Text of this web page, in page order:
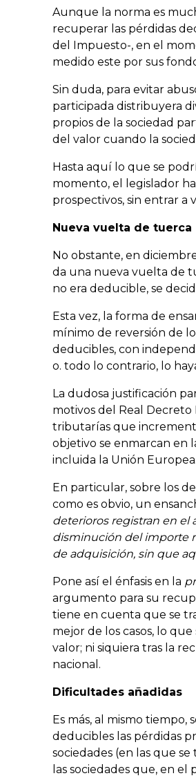
Aunque la norma es
recuperar las pérdidas
del Impuesto-, en el
medido este por sus
Sin duda, para evitar
participada distribuyera
propios de la sociedad
del valor cuando la
Hasta aquí lo que se
momento, el legislador
prospectivos, sin entrar a
Nueva vuelta de tuerca
No obstante, en
da una nueva vuelta de
no era deducible, se
Esta vez, la forma de
mínimo de reversión de
deducibles, con
o. todo lo contrario, lo
La dudosa justificación
motivos del Real
tributarías que
objetivo se enmarcan en
incluida la Unión Europea.
En particular, sobre los
como es obvio, un
deterioros registran en el
disminución del importe
de adquisición, sin que
Pone así el énfasis en la
argumento para su
tiene en cuenta que se
mejor de los casos, lo
valor; ni siquiera tras la
nacional.
Dificultades añadidas
Es más, al mismo
deducibles las pérdidas
sociedades (en las que
las sociedades que, en